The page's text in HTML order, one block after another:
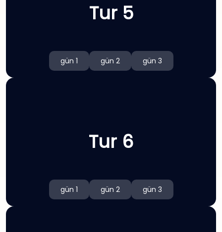
Tur 5
gün 1 gün 2 gün 3
Tur 6
gün 1 gün 2 gün 3